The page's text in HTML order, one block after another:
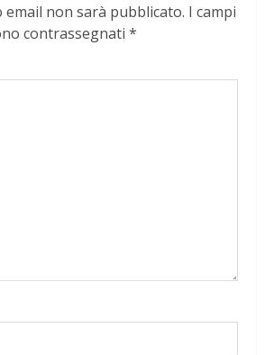
non sarà pubblicato. I campi
contrassegnati *